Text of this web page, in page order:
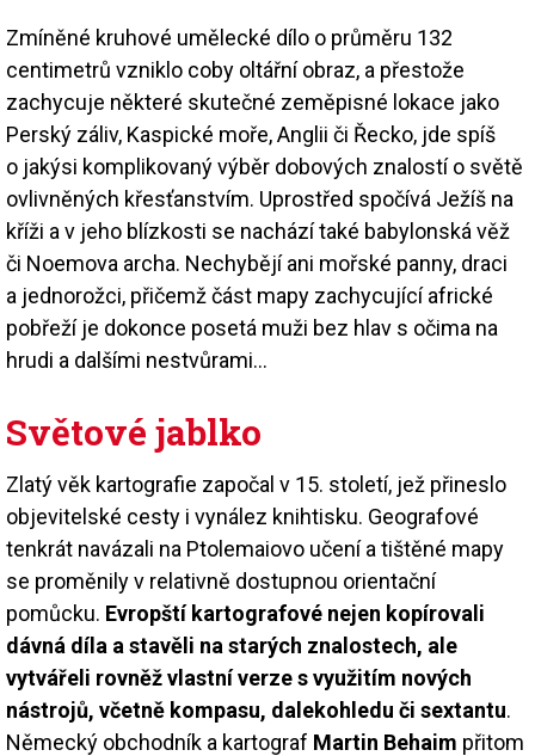
Zmíněné kruhové umělecké dílo o průměru 132
centimetrů vzniklo coby oltářní obraz, a přestože
zachycuje některé skutečné zeměpisné lokace jako
Perský záliv, Kaspické moře, Anglii či Řecko, jde spíš
o jakýsi komplikovaný výběr dobových znalostí o světě
ovlivněných křesťanstvím. Uprostřed spočívá Ježíš na
kříži a v jeho blízkosti se nachází také babylonská věž
či Noemova archa. Nechybějí ani mořské panny, draci
a jednorožci, přičemž část mapy zachycující africké
pobřeží je dokonce posetá muži bez hlav s očima na
hrudi a dalšími nestvůrami…
Světové jablko
Zlatý věk kartografie započal v 15. století, jež přineslo
objevitelské cesty i vynález knihtisku. Geografové
tenkrát navázali na Ptolemaiovo učení a tištěné mapy
se proměnily v relativně dostupnou orientační
pomůcku. Evropští kartografové nejen kopírovali
dávná díla a stavěli na starých znalostech, ale
vytvářeli rovněž vlastní verze s využitím nových
nástrojů, včetně kompasu, dalekohledu či sextantu.
Německý obchodník a kartograf Martin Behaim přitom